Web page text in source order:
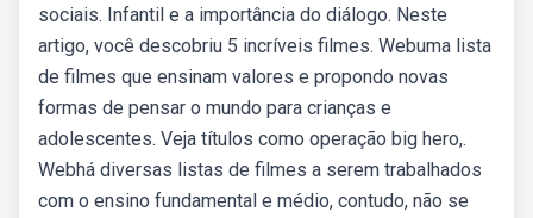
sociais. Infantil e a importância do diálogo. Neste
artigo, você descobriu 5 incríveis filmes. Webuma lista
de filmes que ensinam valores e propondo novas
formas de pensar o mundo para crianças e
adolescentes. Veja títulos como operação big hero,.
Webhá diversas listas de filmes a serem trabalhados
com o ensino fundamental e médio, contudo, não se